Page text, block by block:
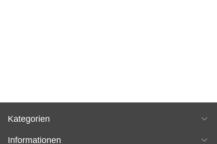
Kategorien
Informationen